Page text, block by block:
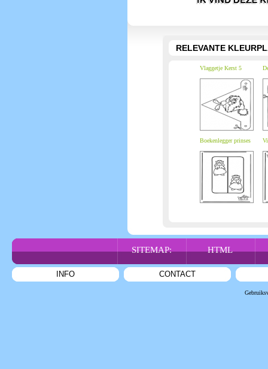
RELEVANTE
Vlaggetje Kerst 5
Boekenlegger prinses
SITEMAP: HTML
INFO CONTACT